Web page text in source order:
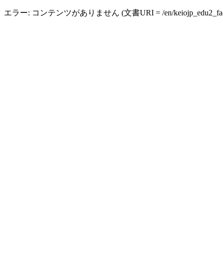
エラー: コンテンツがありません (文書URI = /en/